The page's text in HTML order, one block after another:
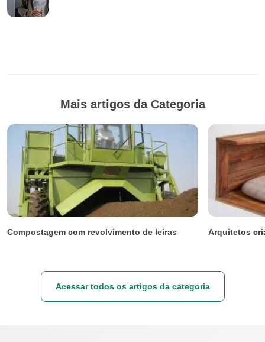
Mais artigos da Categoria
Compostagem com revolvimento de leiras Arquitetos
Acessar todos os artigos da categoria